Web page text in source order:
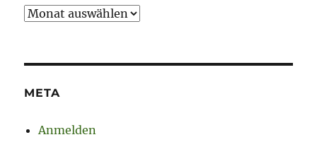
Archiv
META
Anmelden